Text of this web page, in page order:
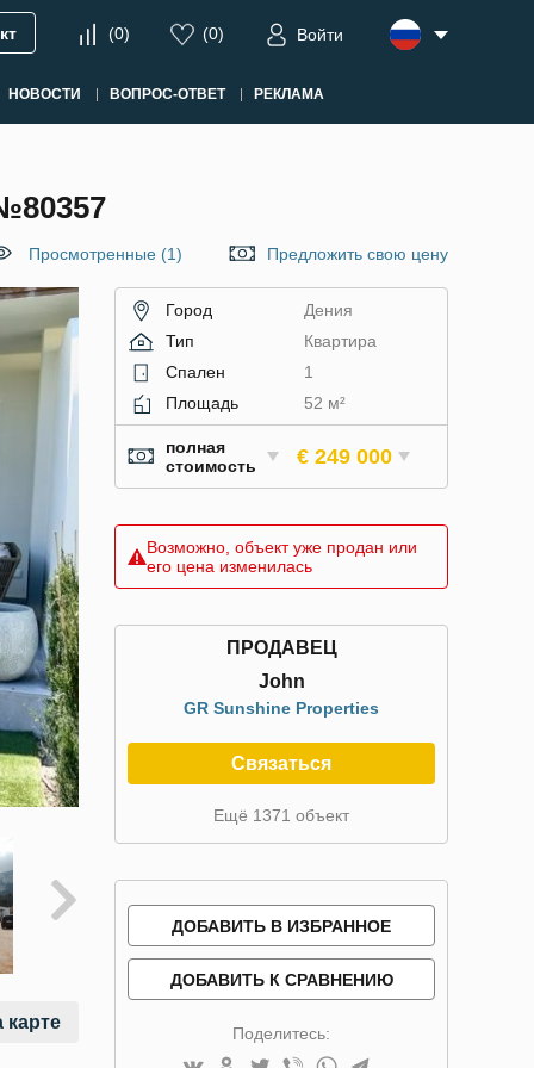
(0) (0) Войти
НОВОСТИ ВОПРОС-ОТВЕТ РЕКЛАМА
Просмотренные (1) Предложить свою цену
карте
Город
Дения
Тип
Квартира
Спален
1
Площадь
52 м²
полная
стоимость
€ 249 000
Возможно, объект уже продан или
его цена изменилась
ПРОДАВЕЦ
John
GR Sunshine Properties
Связаться
Ещё 1371 объект
ДОБАВИТЬ В ИЗБРАННОЕ
ДОБАВИТЬ К СРАВНЕНИЮ
Поделитесь: